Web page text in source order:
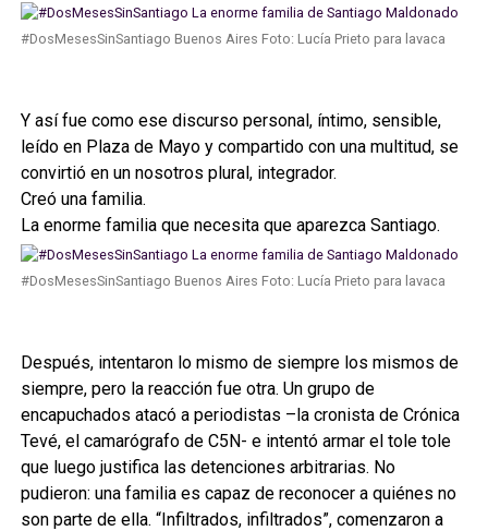
#DosMesesSinSantiago Buenos Aires Foto: Lucía Prieto para lavaca
Y así fue como ese discurso personal, íntimo, sensible,
leído en Plaza de Mayo y compartido con una multitud, se
convirtió en un nosotros plural, integrador.
Creó una familia.
La enorme familia que necesita que aparezca Santiago.
#DosMesesSinSantiago Buenos Aires Foto: Lucía Prieto para lavaca
Después, intentaron lo mismo de siempre los mismos de
siempre, pero la reacción fue otra. Un grupo de
encapuchados atacó a periodistas –la cronista de Crónica
Tevé, el camarógrafo de C5N- e intentó armar el tole tole
que luego justifica las detenciones arbitrarias. No
pudieron: una familia es capaz de reconocer a quiénes no
son parte de ella. “Infiltrados, infiltrados”, comenzaron a